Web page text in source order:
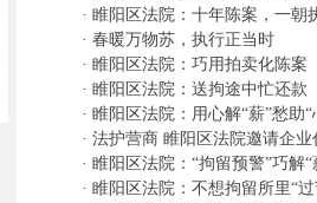
· 睢阳区法院：十年陈案，一朝
· 春暖万物苏，执行正当时
· 睢阳区法院：巧用拍卖化陈案
· 睢阳区法院：送拘途中忙还款
· 睢阳区法院：用心解“薪”愁助“
· 法护营商 睢阳区法院邀请企
· 睢阳区法院：“拘留预警”巧解“
· 睢阳区法院：不想拘留所里“